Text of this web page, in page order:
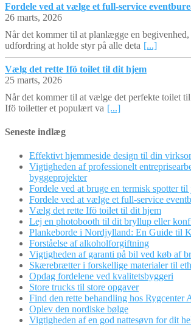
Fordele ved at vælge et full-service
26 marts, 2026
Når det kommer til at planlægge en
udfordring at holde styr på alle deta [...]
Vælg det rette Ifö toilet til dit hjem
25 marts, 2026
Når det kommer til at vælge det perfekte toilet
Ifö toiletter et populært va [...]
Seneste indlæg
Effektivt hjemmeside design til din
Vigtigheden af professionelt
byggeprojekter
Fordele ved at bruge en termisk spotter til
Fordele ved at vælge et full-service
Vælg det rette Ifö toilet til dit hjem
Lej en photobooth til dit bryllup eller
Plankeborde i Nordjylland: En Guide til
Forståelse af alkoholforgiftning
Vigtigheden af garanti på bil ved køb af
Skærebrætter i forskellige materialer til
Opdag fordelene ved kvalitetsbyggeri
Store trucks til store opgaver
Find den rette behandling hos Rygcenter
Oplev den nordiske bølge
Vigtigheden af en god nattesøvn for dit